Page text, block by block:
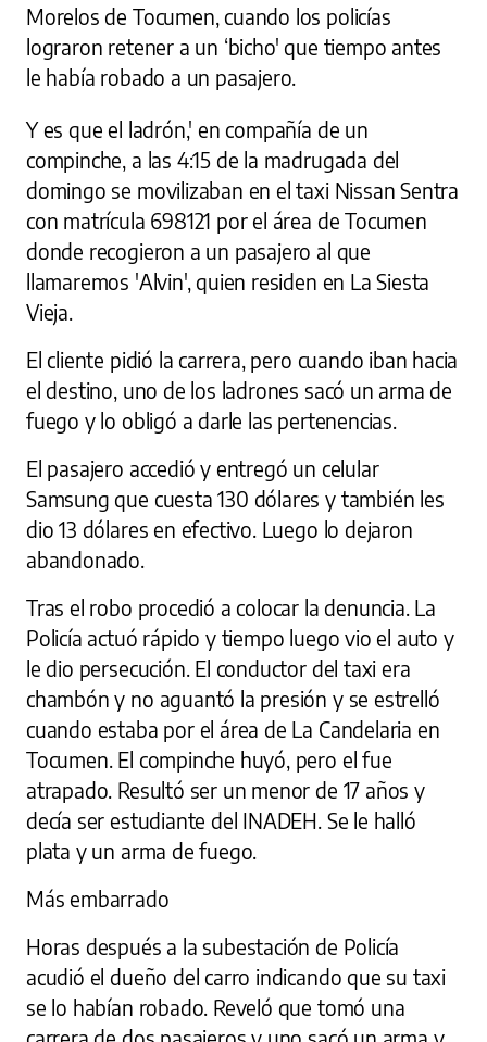
Morelos de Tocumen, cuando los policías
lograron retener a un ‘bicho' que tiempo antes
le había robado a un pasajero.
Y es que el ladrón,' en compañía de un
compinche, a las 4:15 de la madrugada del
domingo se movilizaban en el taxi Nissan Sentra
con matrícula 698121 por el área de Tocumen
donde recogieron a un pasajero al que
llamaremos 'Alvin', quien residen en La Siesta
Vieja.
El cliente pidió la carrera, pero cuando iban hacia
el destino, uno de los ladrones sacó un arma de
fuego y lo obligó a darle las pertenencias.
El pasajero accedió y entregó un celular
Samsung que cuesta 130 dólares y también les
dio 13 dólares en efectivo. Luego lo dejaron
abandonado.
Tras el robo procedió a colocar la denuncia. La
Policía actuó rápido y tiempo luego vio el auto y
le dio persecución. El conductor del taxi era
chambón y no aguantó la presión y se estrelló
cuando estaba por el área de La Candelaria en
Tocumen. El compinche huyó, pero el fue
atrapado. Resultó ser un menor de 17 años y
decía ser estudiante del INADEH. Se le halló
plata y un arma de fuego.
Más embarrado
Horas después a la subestación de Policía
acudió el dueño del carro indicando que su taxi
se lo habían robado. Reveló que tomó una